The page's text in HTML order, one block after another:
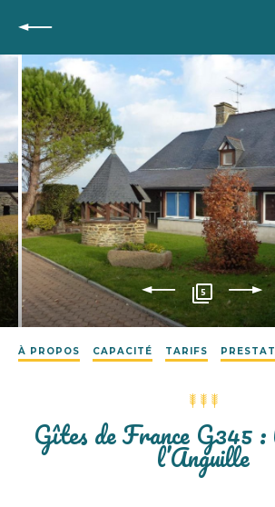
Retour
5
À PROPOS CAPACITÉ TARIFS
Gîtes de France G345
l’Anguille